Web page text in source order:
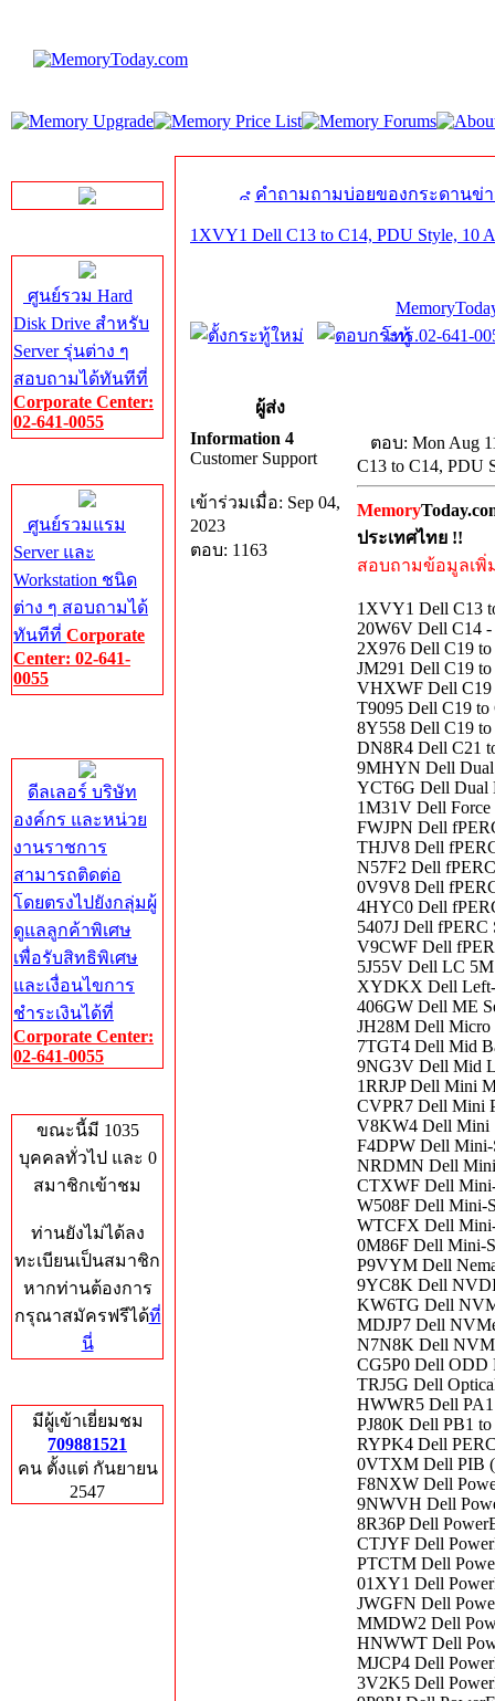
ศูนย์รวม Hard
Disk Drive สำหรับ
Server รุ่นต่าง ๆ
สอบถามได้ทันทีที่
Corporate Center:
02-641-0055
ศูนย์รวมแรม
Server และ
Workstation ชนิด
ต่าง ๆ สอบถามได้
ทันทีที่ Corporate
Center: 02-641-
0055
ดีลเลอร์ บริษัท
องค์กร และหน่วย
งานราชการ
สามารถติดต่อ
โดยตรงไปยังกลุ่มผู้
ดูแลลูกค้าพิเศษ
เพื่อรับสิทธิพิเศษ
และเงื่อนไขการ
ชำระเงินได้ที่
Corporate Center:
02-641-0055
ขณะนี้มี 1035
บุคคลทั่วไป และ 0
สมาชิกเข้าชม
ท่านยังไม่ได้ลง
ทะเบียนเป็นสมาชิก
หากท่านต้องการ
กรุณาสมัครฟรีได้ที่
นี่
มีผู้เข้าเยี่ยมชม
709881521
คน ตั้งแต่ กันยายน
2547
คำถามถามบ่อยของกระดานข่
1XVY1 Dell C13 to C14, PDU Style, 10
โทร.02-641-
ผู้ส่ง
Information 4
Customer Support
เข้าร่วมเมื่อ: Sep 04,
2023
ตอบ: 1163
ตอบ: Mon Aug
C13 to C14, PDU
Memory
ประเทศไทย !!
สอบถามข้อมูลเพิ่
1XVY1 Dell C13
20W6V Dell C14
2X976 Dell C19
JM291 Dell C19
VHXWF Dell C19
T9095 Dell C19
8Y558 Dell C19
DN8R4 Dell C21
9MHYN Dell Dual
YCT6G Dell Dual
1M31V Dell Force
FWJPN Dell
THJV8 Dell
N57F2 Dell
0V9V8 Dell
4HYC0 Dell
5407J Dell fPERC
V9CWF Dell
5J55V Dell LC
XYDKX Dell Left-
406GW Dell ME
JH28M Dell Micro
7TGT4 Dell Mid
9NG3V Dell Mid
1RRJP Dell Mini
CVPR7 Dell Mini
V8KW4 Dell Mini
F4DPW Dell Mini-
NRDMN Dell
CTXWF Dell
W508F Dell Mini-
WTCFX Dell
0M86F Dell Mini-
P9VYM Dell
9YC8K Dell
KW6TG Dell
MDJP7 Dell
N7N8K Dell
CG5P0 Dell ODD
TRJ5G Dell
HWWR5 Dell PA1
PJ80K Dell PB1
RYPK4 Dell
0VTXM Dell PIB
F8NXW Dell
9NWVH Dell
8R36P Dell
CTJYF Dell
PTCTM Dell
01XY1 Dell
JWGFN Dell
MMDW2 Dell
HNWWT Dell
MJCP4 Dell
3V2K5 Dell